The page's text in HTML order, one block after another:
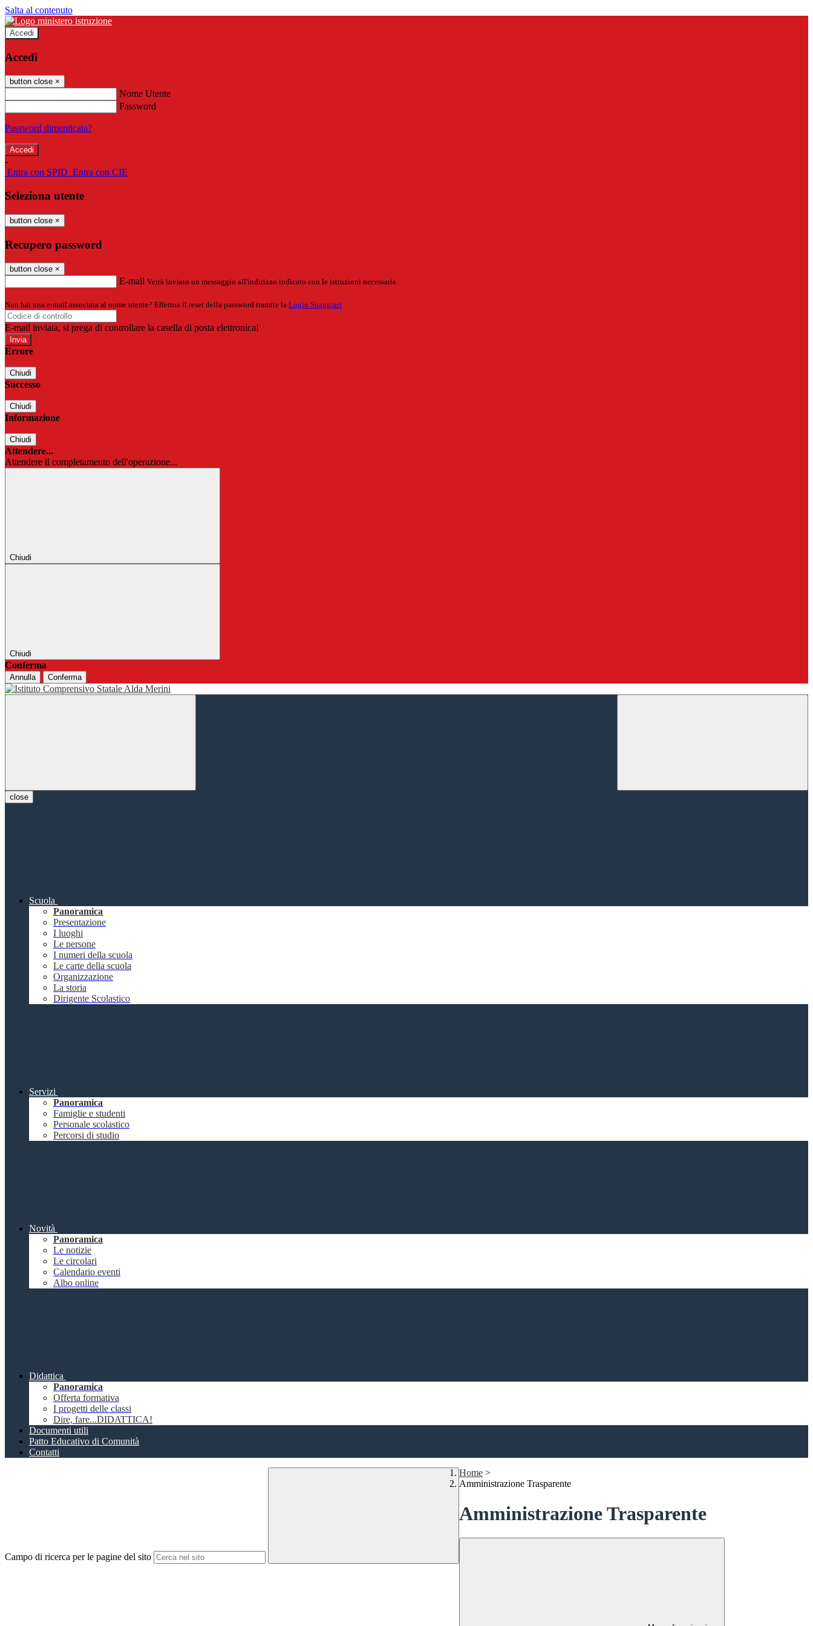
Salta al contenuto
Accedi
Accedi
button close ×
Nome Utente
Password
Password dimenticata?
-
Entra con SPID Entra con CIE
Seleziona utente
button close ×
Recupero password
button close ×
E-mail Verrà inviato un messaggio all'indirizzo indicato con le istruzioni necessarie.
Non hai una e-mail associata al nome utente? Effettua il reset della password tramite la Login Spaggiari
E-mail inviata, si prega di controllare la casella di posta elettronica!
Errore
Chiudi
Successo
Chiudi
Informazione
Chiudi
Attendere...
Attendere il completamento dell'operazione...
Chiudi
Chiudi
Conferma
Annulla Conferma
close
Scuola
Panoramica
Presentazione
I luoghi
Le persone
I numeri della scuola
Le carte della scuola
Organizzazione
La storia
Dirigente Scolastico
Servizi
Panoramica
Famiglie e studenti
Personale scolastico
Percorsi di studio
Novità
Panoramica
Le notizie
Le circolari
Calendario eventi
Albo online
Didattica
Panoramica
Offerta formativa
I progetti delle classi
Dire, fare...DIDATTICA!
Documenti utili
Patto Educativo di Comunità
Contatti
Campo di ricerca per le pagine del sito
Home >
Amministrazione Trasparente
Amministrazione Trasparente